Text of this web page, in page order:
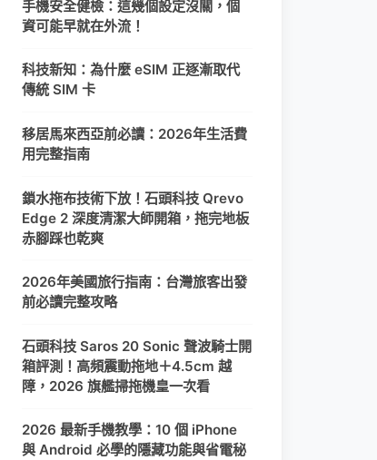
手機安全健檢：這幾個設定沒關，個
資可能早就在外流！
科技新知：為什麼 eSIM 正逐漸取代
傳統 SIM 卡
移居馬來西亞前必讀：2026年生活費
用完整指南
鎖水拖布技術下放！石頭科技 Qrevo
Edge 2 深度清潔大師開箱，拖完地板
赤腳踩也乾爽
2026年美國旅行指南：台灣旅客出發
前必讀完整攻略
石頭科技 Saros 20 Sonic 聲波騎士開
箱評測！高頻震動拖地＋4.5cm 越
障，2026 旗艦掃拖機皇一次看
2026 最新手機教學：10 個 iPhone
與 Android 必學的隱藏功能與省電秘